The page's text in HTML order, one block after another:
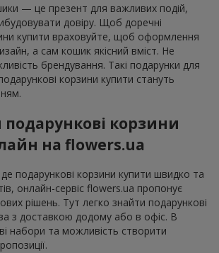
— це презент для важливих подій,
довіру. Щоб доречні
купити враховуйте, щоб оформлення
а сам кошик якісний вміст. Не
брендування. Такі подарунки для
корзини купити стануть
корзини
на flowers.ua
подарункові корзини купити швидко та
онлайн-сервіс flowers.ua пропонує
рішень. Тут легко знайти подарункові
з доставкою додому або в офіс. В
набори та можливість створити